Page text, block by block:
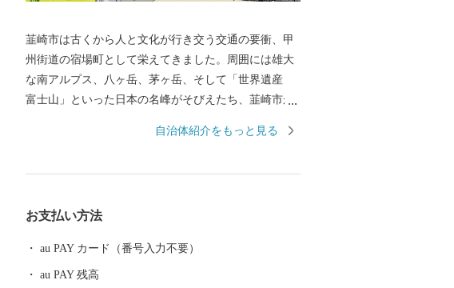
韮崎市は古くから人と文化が行き交う交通の要衝、甲
州街道の宿場町として栄えてきました。周囲には雄大
な南アルプス、八ヶ岳、茅ヶ岳、そして「世界遺産
富士山」といった日本の名峰がそびえたち、韮崎市が
武田氏が氏神として崇拝した武田八幡宮や、勝頼が
る自然と、先人たちが築き、保存・継承されてきた伝
統と歴史、人々の営みが紡ぐ生活文化とが調和するま
************************************************
自治体紹介をもっと見る
お支払い方法
au PAY カード（番号入力不要）
au PAY 残高